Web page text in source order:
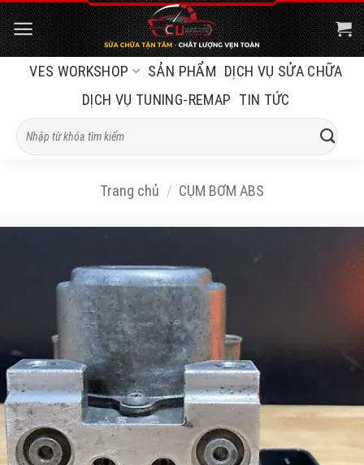
Bỏ
qua
nội
VES WORKSHOP SẢN PHẨM DỊCH VỤ SỬA CHỮA
DỊCH VỤ TUNING-REMAP TIN TỨC
Tìm
kiếm:
Trang chủ / CỤM BƠM ABS